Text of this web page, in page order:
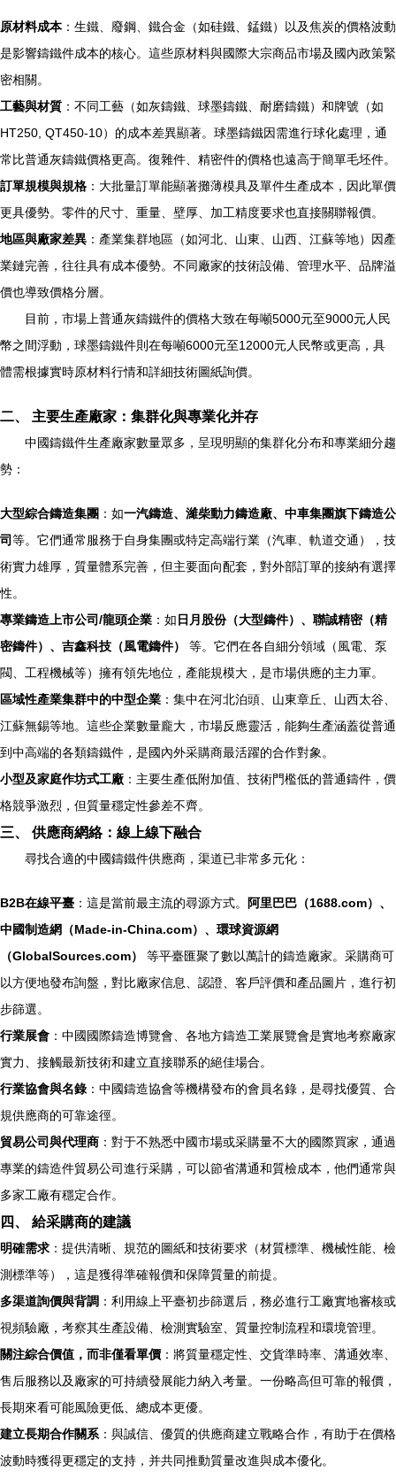
原材料成本：生鐵、廢鋼、鐵合金（如硅鐵、錳鐵）以及焦炭的價格波動
是影響鑄鐵件成本的核心。這些原材料與國際大宗商品市場及國內政策緊
密相關。
工藝與材質 ：不同工藝（如灰鑄鐵、球墨鑄鐵、耐磨鑄鐵）和牌號（如
HT250, QT450-10）的成本差異顯著。球墨鑄鐵因需進行球化處理，通
常比普通灰鑄鐵價格更高。復雜件、精密件的價格也遠高于簡單毛坯件。
訂單規模與規格 ：大批量訂單能顯著攤薄模具及單件生產成本，因此單價
更具優勢。零件的尺寸、重量、壁厚、加工精度要求也直接關聯報價。
地區與廠家差異 ：產業集群地區（如河北、山東、山西、江蘇等地）因產
業鏈完善，往往具有成本優勢。不同廠家的技術設備、管理水平、品牌溢
價也導致價格分層。
目前，市場上普通灰鑄鐵件的價格大致在每噸5000元至9000元人民
幣之間浮動，球墨鑄鐵件則在每噸6000元至12000元人民幣或更高，具
體需根據實時原材料行情和詳細技術圖紙詢價。
二、 主要生產廠家：集群化與專業化并存
中國鑄鐵件生產廠家數量眾多，呈現明顯的集群化分布和專業細分趨
勢：
大型綜合鑄造集團 ：如一汽鑄造、濰柴動力鑄造廠、中車集團旗下鑄造公
司等。它們通常服務于自身集團或特定高端行業（汽車、軌道交通），技
術實力雄厚，質量體系完善，但主要面向配套，對外部訂單的接納有選擇
性。
專業鑄造上市公司/龍頭企業 ：如 日月股份（大型鑄件）、聯誠精密（精
密鑄件）、吉鑫科技（風電鑄件）
等。它們在各自細分領域（風電、泵
閥、工程機械等）擁有領先地位，產能規模大，是市場供應的主力軍。
區域性產業集群中的中型企業 ：集中在河北泊頭、山東章丘、山西太谷、
江蘇無錫等地。這些企業數量龐大，市場反應靈活，能夠生產涵蓋從普通
到中高端的各類鑄鐵件，是國內外采購商最活躍的合作對象。
小型及家庭作坊式工廠 ：主要生產低附加值、技術門檻低的普通鑄件，價
格競爭激烈，但質量穩定性參差不齊。
三、 供應商網絡：線上線下融合
尋找合適的中國鑄鐵件供應商，渠道已非常多元化：
B2B在線平臺 ：這是當前最主流的尋源方式。
阿里巴巴（1688.com）、
中國制造網（Made-in-China.com）、環球資源網
（GlobalSources.com）
等平臺匯聚了數以萬計的鑄造廠家。采購商可
以方便地發布詢盤，對比廠家信息、認證、客戶評價和產品圖片，進行初
步篩選。
行業展會 ：中國國際鑄造博覽會、各地方鑄造工業展覽會是實地考察廠家
實力、接觸最新技術和建立直接聯系的絕佳場合。
行業協會與名錄 ：中國鑄造協會等機構發布的會員名錄，是尋找優質、合
規供應商的可靠途徑。
貿易公司與代理商 ：對于不熟悉中國市場或采購量不大的國際買家，通過
專業的鑄造件貿易公司進行采購，可以節省溝通和質檢成本，他們通常與
多家工廠有穩定合作。
四、 給采購商的建議
明確需求 ：提供清晰、規范的圖紙和技術要求（材質標準、機械性能、檢
測標準等），這是獲得準確報價和保障質量的前提。
多渠道詢價與背調 ：利用線上平臺初步篩選后，務必進行工廠實地審核或
視頻驗廠，考察其生產設備、檢測實驗室、質量控制流程和環境管理。
關注綜合價值，而非僅看單價 ：將質量穩定性、交貨準時率、溝通效率、
售后服務以及廠家的可持續發展能力納入考量。一份略高但可靠的報價，
長期來看可能風險更低、總成本更優。
建立長期合作關系 ：與誠信、優質的供應商建立戰略合作，有助于在價格
波動時獲得更穩定的支持，并共同推動質量改進與成本優化。